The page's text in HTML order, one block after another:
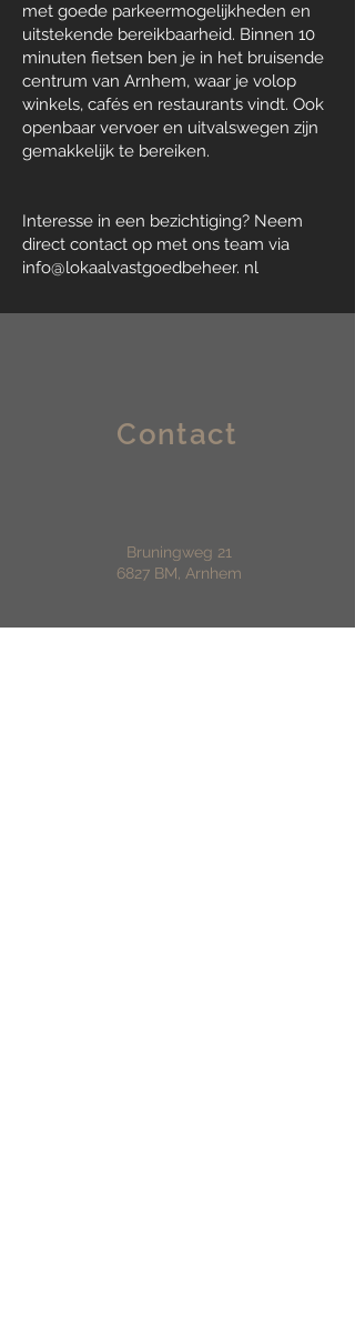
met goede parkeermogelijkheden en
uitstekende bereikbaarheid. Binnen 10
minuten fietsen ben je in het bruisende
centrum van Arnhem, waar je volop
winkels, cafés en restaurants vindt. Ook
openbaar vervoer en uitvalswegen zijn
gemakkelijk te bereiken.
Interesse in een bezichtiging? Neem
direct contact op met ons team via
info@lokaalvastgoedbeheer. nl
Contact
Bruningweg 21
6827 BM, Arnhem